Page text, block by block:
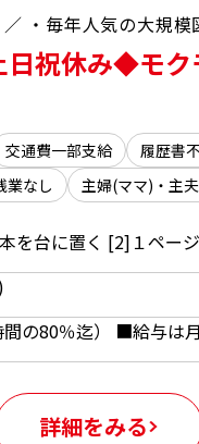
祝休み◆モク
交通費一部支給 履歴書
業なし 主婦(ママ)・主
詳細をみる